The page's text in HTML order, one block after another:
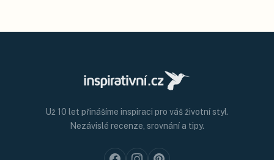
Už 10 let přinášíme inspiraci pro váš životní styl.
Nezávislé recenze, srovnání a tipy.